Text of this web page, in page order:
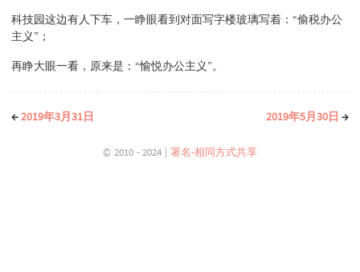
科技园这边有人下车，一睁眼看到对面写字楼玻璃写着：“偷税办公
主义”；
再睁大眼一看，原来是：“愉悦办公主义”。
←2019年3月31日 2019年5月30日 →
© 2010 - 2024 | 署名-相同方式共享